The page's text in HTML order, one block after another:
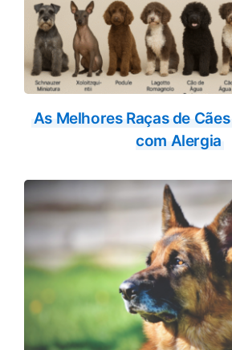
As Melhores Raças de
com Alergia